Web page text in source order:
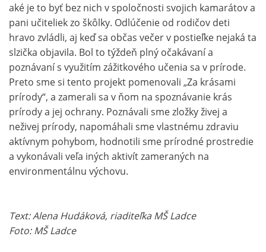
aké je to byť bez nich v spoločnosti svojich kamarátov a
pani učiteliek zo škôlky. Odlúčenie od rodičov deti
hravo zvládli, aj keď sa občas večer v postieľke nejaká ta
slzička objavila. Bol to týždeň plný očakávaní a
poznávaní s využitím zážitkového učenia sa v prírode.
Preto sme si tento projekt pomenovali „Za krásami
prírody“, a zamerali sa v ňom na spoznávanie krás
prírody a jej ochrany. Poznávali sme zložky živej a
neživej prírody, napomáhali sme vlastnému zdraviu
aktívnym pohybom, hodnotili sme prírodné prostredie
a vykonávali veľa iných aktivít zameraných na
environmentálnu výchovu.
Text: Alena Hudáková, riaditeľka MŠ Ladce
Foto: MŠ Ladce